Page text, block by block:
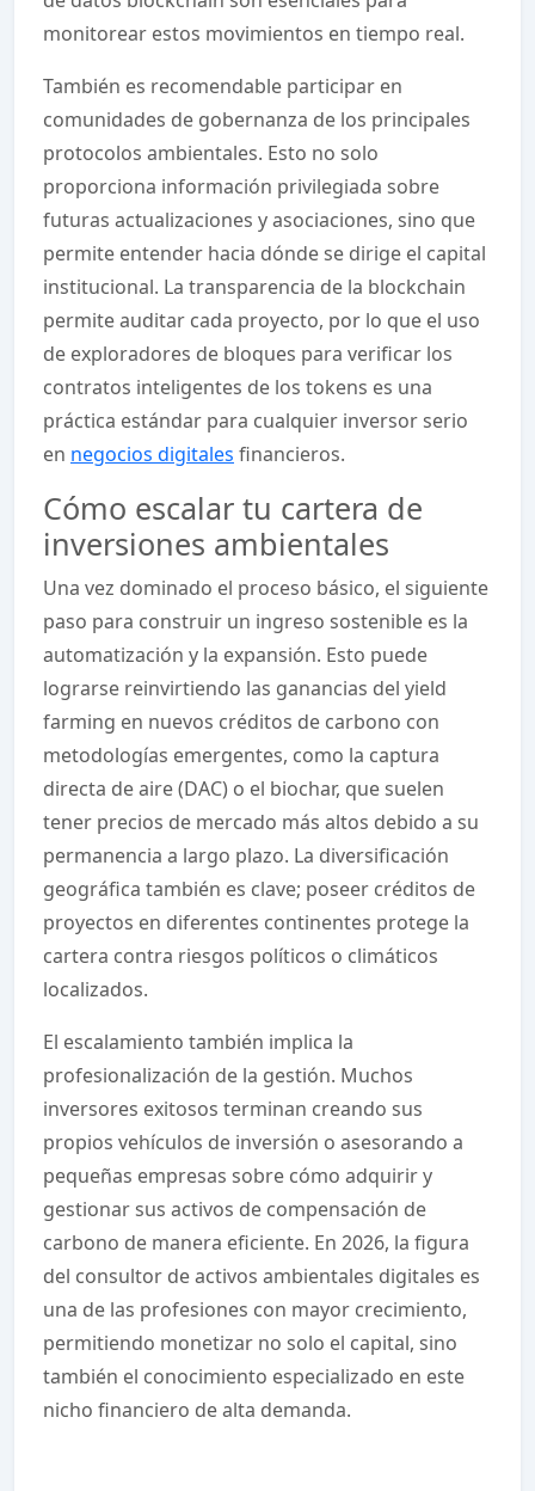
monitorear estos movimientos en tiempo real.
También es recomendable participar en
comunidades de gobernanza de los principales
protocolos ambientales. Esto no solo
proporciona información privilegiada sobre
futuras actualizaciones y asociaciones, sino que
permite entender hacia dónde se dirige el capital
institucional. La transparencia de la blockchain
permite auditar cada proyecto, por lo que el uso
de exploradores de bloques para verificar los
contratos inteligentes de los tokens es una
práctica estándar para cualquier inversor serio
en negocios digitales financieros.
Cómo escalar tu cartera de
inversiones ambientales
Una vez dominado el proceso básico, el siguiente
paso para construir un ingreso sostenible es la
automatización y la expansión. Esto puede
lograrse reinvirtiendo las ganancias del yield
farming en nuevos créditos de carbono con
metodologías emergentes, como la captura
directa de aire (DAC) o el biochar, que suelen
tener precios de mercado más altos debido a su
permanencia a largo plazo. La diversificación
geográfica también es clave; poseer créditos de
proyectos en diferentes continentes protege la
cartera contra riesgos políticos o climáticos
localizados.
El escalamiento también implica la
profesionalización de la gestión. Muchos
inversores exitosos terminan creando sus
propios vehículos de inversión o asesorando a
pequeñas empresas sobre cómo adquirir y
gestionar sus activos de compensación de
carbono de manera eficiente. En 2026, la figura
del consultor de activos ambientales digitales es
una de las profesiones con mayor crecimiento,
permitiendo monetizar no solo el capital, sino
también el conocimiento especializado en este
nicho financiero de alta demanda.